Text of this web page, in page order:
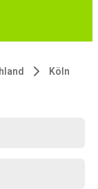
Köln